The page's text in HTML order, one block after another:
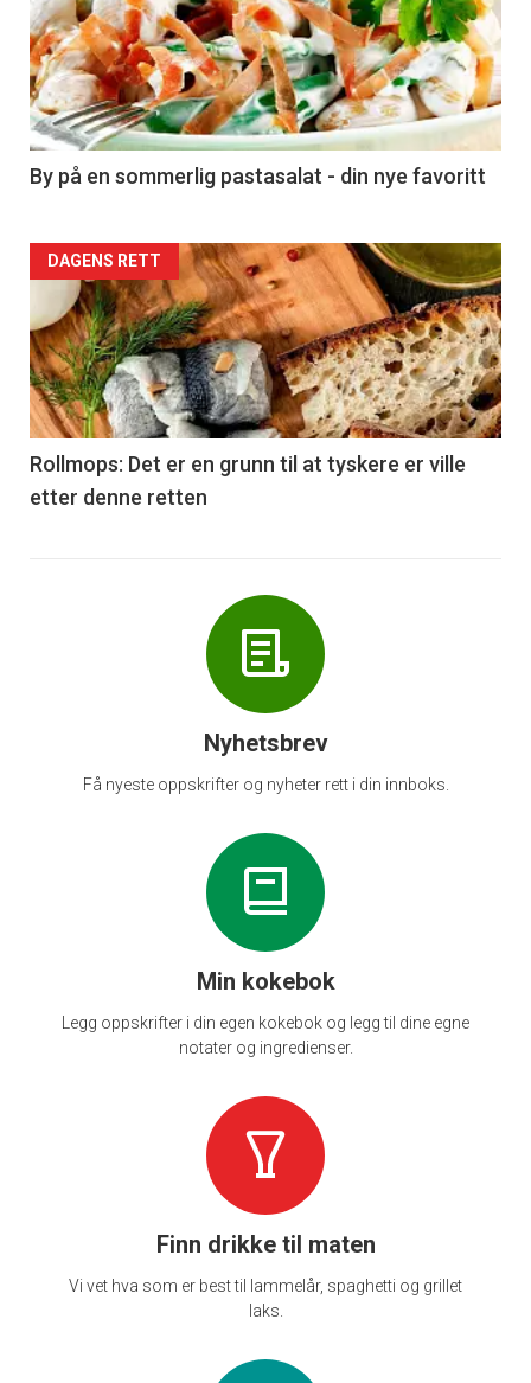
akkurat
nå
-
5
By på en sommerlig pastasalat - din nye favoritt
Forsiden
akkurat
nå
-
6
DAGENS RETT
Rollmops: Det er en grunn til at tyskere er ville
etter denne retten
Nyhetsbrev
Få nyeste oppskrifter og nyheter rett i din innboks.
Min kokebok
Legg oppskrifter i din egen kokebok og legg til dine egne
notater og ingredienser.
Finn drikke til maten
Vi vet hva som er best til lammelår, spaghetti og grillet
laks.